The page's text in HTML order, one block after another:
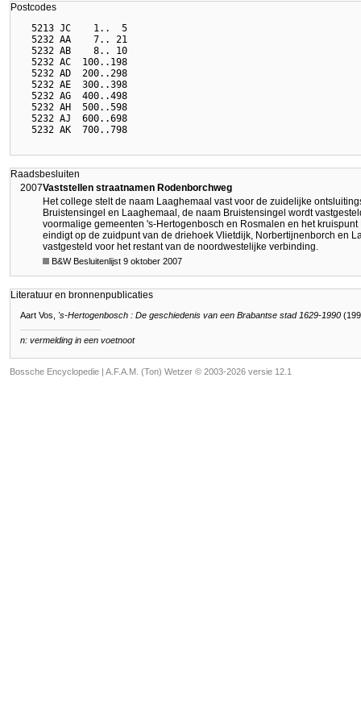
Postcodes
  5213 JC    1..  5
  5232 AA    7.. 21
  5232 AB    8.. 10
  5232 AC  100..198
  5232 AD  200..298
  5232 AE  300..398
  5232 AG  400..498
  5232 AH  500..598
  5232 AJ  600..698
Raadsbesluiten
2007Vaststellen straatnamen Rodenborchweg
Het college stelt de naam Laaghemaal vast voor de zuidelijke
Bruistensingel en Laaghemaal, de naam Bruistensingel wordt
voormalige gemeenten 's-Hertogenbosch en Rosmalen en het
eindigt op de zuidpunt van de driehoek Vlietdijk, Norbertijnenborch en
vastgesteld voor het restant van de noordwestelijke verbinding.
B&W Besluitenlijst 9 oktober 2007
Literatuur en bronnenpublicaties
Aart Vos, 's-Hertogenbosch : De geschiedenis van een Brabantse stad 1629-1990
n: vermelding in een voetnoot
Bossche Encyclopedie | A.F.A.M. (Ton) Wetzer © 2003-2026 versie 12.1